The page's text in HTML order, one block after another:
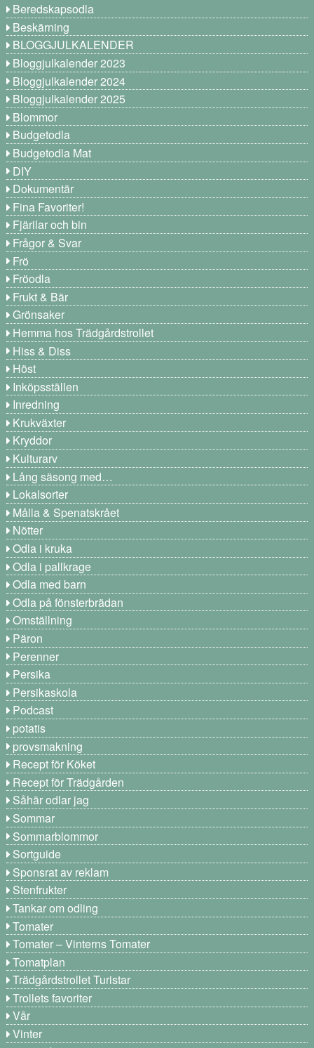
Beredskapsodla
Beskärning
BLOGGJULKALENDER
Bloggjulkalender 2023
Bloggjulkalender 2024
Bloggjulkalender 2025
Blommor
Budgetodla
Budgetodla Mat
DIY
Dokumentär
Fina Favoriter!
Fjärilar och bin
Frågor & Svar
Frö
Fröodla
Frukt & Bär
Grönsaker
Hemma hos Trädgårdstrollet
Hiss & Diss
Höst
Inköpsställen
Inredning
Krukväxter
Kryddor
Kulturarv
Lång säsong med…
Lokalsorter
Målla & Spenatskrået
Nötter
Odla i kruka
Odla i pallkrage
Odla med barn
Odla på fönsterbrädan
Omställning
Päron
Perenner
Persika
Persikaskola
Podcast
potatis
provsmakning
Recept för Köket
Recept för Trädgården
Såhär odlar jag
Sommar
Sommarblommor
Sortguide
Sponsrat av reklam
Stenfrukter
Tankar om odling
Tomater
Tomater – Vinterns Tomater
Tomatplan
Trädgårdstrollet Turistar
Trollets favoriter
Vår
Vinter